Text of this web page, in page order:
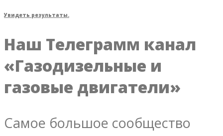
Увидеть результаты.
Наш Телеграмм канал
«Газодизельные и
газовые двигатели»
Самое большое сообщество